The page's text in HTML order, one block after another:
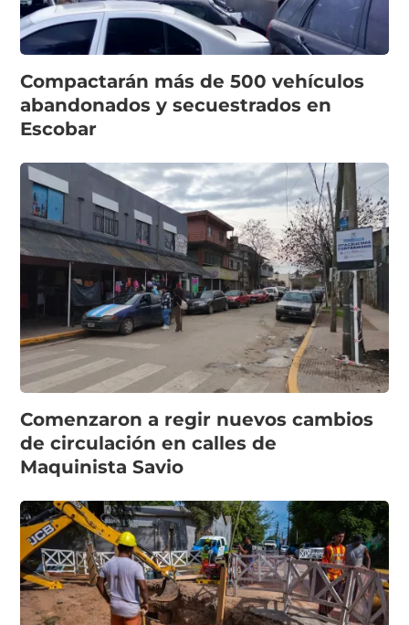
Compactarán más de 500 vehículos
abandonados y secuestrados en
Escobar
Comenzaron a regir nuevos cambios
de circulación en calles de
Maquinista Savio